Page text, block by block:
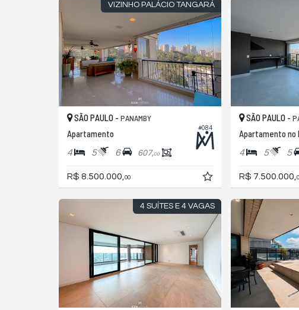
VIZINHO PALÁCIO TANGARÁ
#084
SÃO PAULO - PANAMBY
Apartamento
4 5 6 607,00
R$ 8.500.000,00
SÃO PAULO -
4 5 5
R$ 7.500.000,
4 SUÍTES E 4 VAGAS